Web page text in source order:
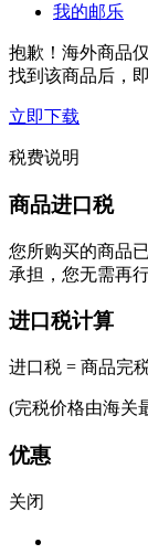
我的邮乐
抱歉！海外商品
找到该商品后，
立即下载
税费说明
商品进口税
您所购买的商品
承担，您无需再
进口税计算
进口税 = 商品完
(完税价格由海关
优惠
关闭